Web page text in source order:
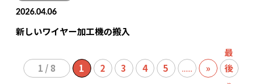
2026.04.06
新しいワイヤー加工機の搬入
1 / 8 1 2 3 4 5 ... »
最
後